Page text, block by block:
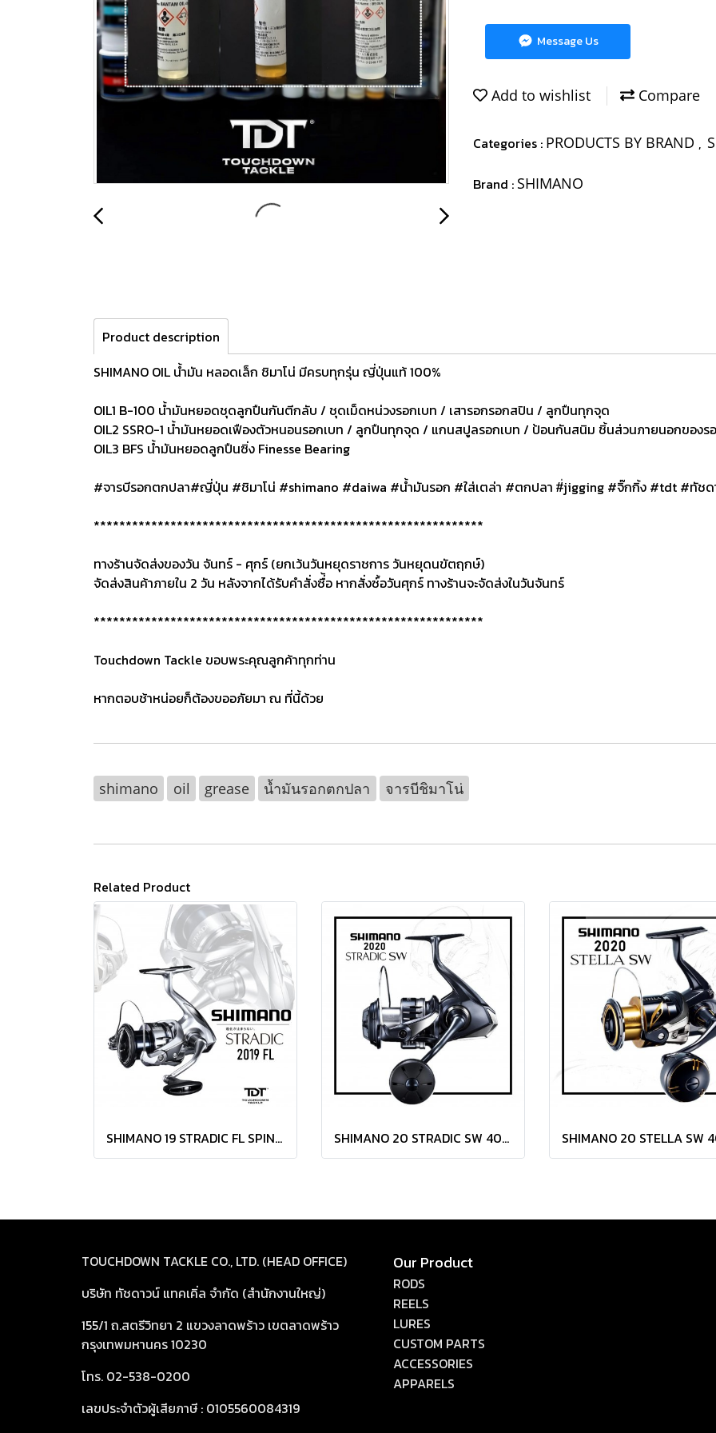
Message Us
Add to wishlist Compare
Categories : PRODUCTS BY BRAND ,
Brand : SHIMANO
Product description
SHIMANO OIL น้ำมัน หลอดเล็ก ชิมาโน่ มีครบทุกรุ่น ญี่ปุ่นแท้ 100%
OIL1 B-100 น้ำมันหยอดชุดลูกปืนกันตีกลับ / ชุดเม็ดหน่วงรอกเบท / เสารอกรอกสปิน / ลูกปืนทุกจุด
OIL2 SSRO-1 น้ำมันหยอดเฟืองตัวหนอนรอกเบท / ลูกปืนทุกจุด / แกนสปูลรอกเบท / ป้อนกันสนิม ชิ้นส่วนภายนอกของร
OIL3 BFS น้ำมันหยอดลูกปืนซิ่ง Finesse Bearing
#จารบีรอกตกปลา#ญี่ปุ่น #ชิมาโน่ #shimano #daiwa #น้ำมันรอก #ใส่เตล่า #ตกปลา #่jigging #จิ๊กกิ้ง #tdt #ทัชด
*************************************************************
ทางร้านจัดส่งของวัน จันทร์ - ศุกร์ (ยกเว้นวันหยุดราชการ วันหยุดนขัตฤกษ์)
จัดส่งสินค้าภายใน 2 วัน หลังจากได้รับคำสั่งซื่้อ หากสั่งซ์้อวันศุกร์ ทางร้านจะจัดส่งในวันจันทร์
*************************************************************
Touchdown Tackle ขอบพระคุณลูกค้าทุกท่าน
หากตอบช้าหน่อยก็ต้องขออภัยมา ณ ที่นี้ด้วย
shimano oil grease น้ำมันรอกตกปลา จารบีชิมาโน่
Related Product
SHIMANO 19 STRADIC FL SPINNING ยอดนิยม ขายดีอับดับต้นๆ + ประกัน EASTERN SHIMANO 20 STRADIC SW 4000HG ยอดนิยม รอกแคสราคาประหยัด + ประกัน EASTERN
TOUCHDOWN TACKLE CO., LTD. (HEAD OFFICE)
บริษัท ทัชดาวน์ แทคเคิ่ล จำกัด (สำนักงานใหญ่)
155/1 ถ.สตรีวิทยา 2 แขวงลาดพร้าว เขตลาดพร้าว
กรุงเทพมหานคร 10230
โทร. 02-538-0200
เลขประจำตัวผู้เสียภาษี : 0105560084319
Our Product
RODS
REELS
LURES
CUSTOM PARTS
ACCESSORIES
APPARELS